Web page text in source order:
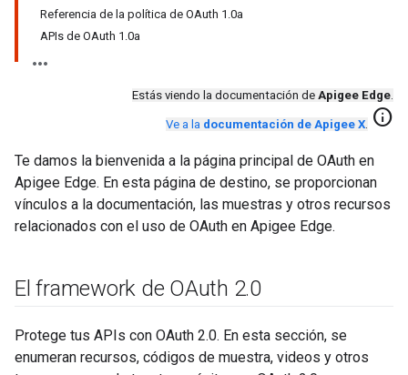
Referencia de la política de OAuth 1.0a
APIs de OAuth 1.0a
Estás viendo la documentación de Apigee Edge.
Ve a la documentación de Apigee X. info
Te damos la bienvenida a la página principal de OAuth en
Apigee Edge. En esta página de destino, se proporcionan
vínculos a la documentación, las muestras y otros recursos
relacionados con el uso de OAuth en Apigee Edge.
El framework de OAuth 2.0
Protege tus APIs con OAuth 2.0. En esta sección, se
enumeran recursos, códigos de muestra, videos y otros